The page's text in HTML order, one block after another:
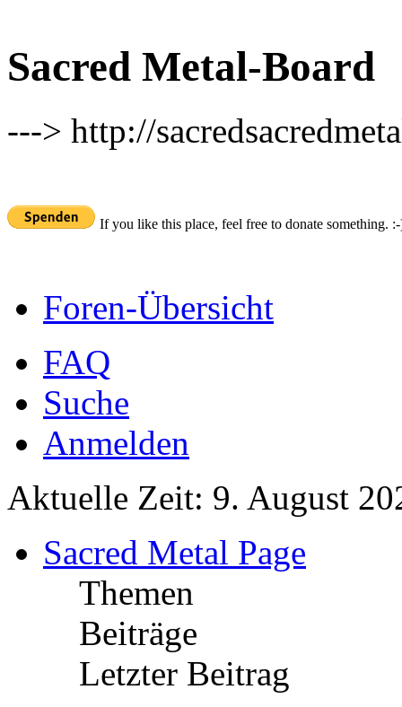
Sacred Metal-Board
---> http://
If you like this place, feel free to donate something.
Foren-Übersicht
FAQ
Suche
Anmelden
Aktuelle Zeit: 9. August
Sacred Metal Page
Themen
Beiträge
Letzter Beitrag